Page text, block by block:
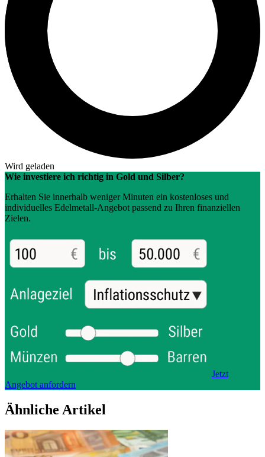
Wird geladen
Wie investiere ich richtig in Gold und Silber?
Erhalten Sie innerhalb weniger Minuten ein kostenloses und
individuelles Edelmetall-Angebot passend zu Ihren finanziellen
Zielen.
Jetzt
Angebot anfordern
Ähnliche Artikel